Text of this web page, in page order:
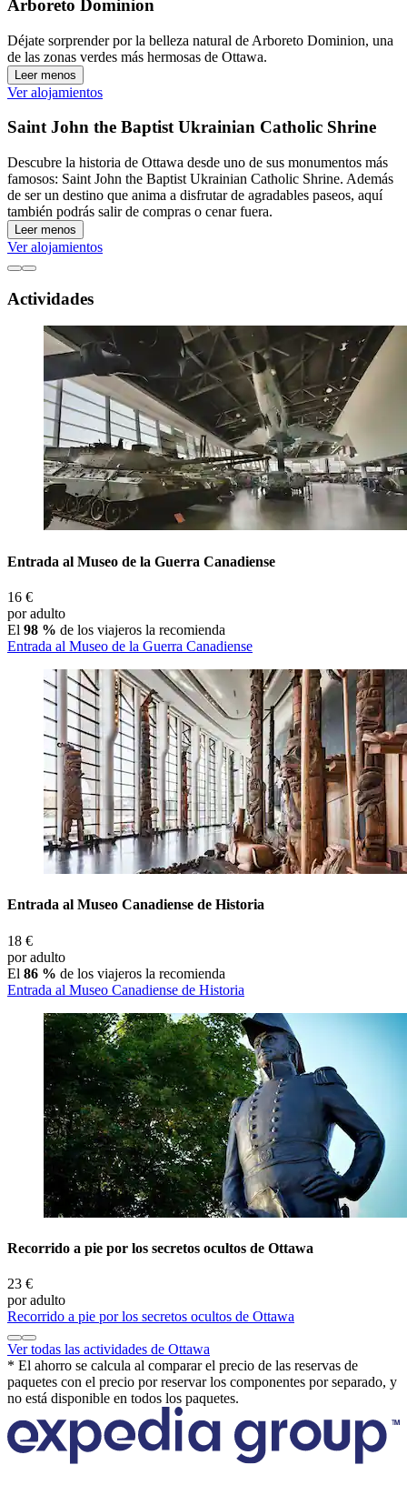
Arboreto Dominion
Déjate sorprender por la belleza natural de Arboreto Dominion, una
de las zonas verdes más hermosas de Ottawa.
Leer menos
Ver alojamientos
Saint John the Baptist Ukrainian Catholic Shrine
Descubre la historia de Ottawa desde uno de sus monumentos más
famosos: Saint John the Baptist Ukrainian Catholic Shrine. Además
de ser un destino que anima a disfrutar de agradables paseos, aquí
también podrás salir de compras o cenar fuera.
Leer menos
Ver alojamientos
Actividades
Entrada al Museo de la Guerra Canadiense
16 €
por adulto
El 98 % de los viajeros la recomienda
Entrada al Museo de la Guerra Canadiense
Entrada al Museo Canadiense de Historia
18 €
por adulto
El 86 % de los viajeros la recomienda
Entrada al Museo Canadiense de Historia
Recorrido a pie por los secretos ocultos de Ottawa
23 €
por adulto
Recorrido a pie por los secretos ocultos de Ottawa
Ver todas las actividades de Ottawa
* El ahorro se calcula al comparar el precio de las reservas de
paquetes con el precio por reservar los componentes por separado, y
no está disponible en todos los paquetes.